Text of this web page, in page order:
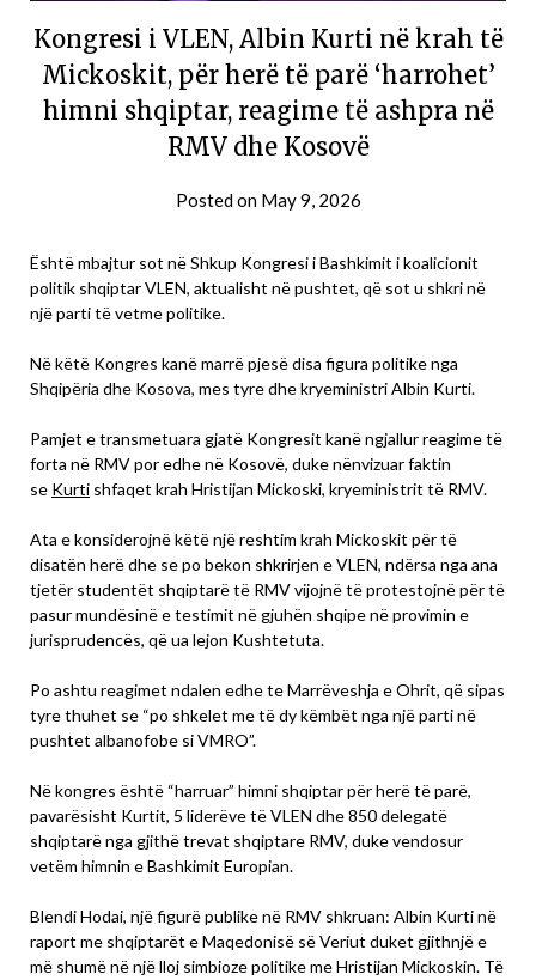
Kongresi i VLEN, Albin Kurti në krah të
Mickoskit, për herë të parë ‘harrohet’
himni shqiptar, reagime të ashpra në
RMV dhe Kosovë
Posted on May 9, 2026
Është mbajtur sot në Shkup Kongresi i Bashkimit i koalicionit
politik shqiptar VLEN, aktualisht në pushtet, që sot u shkri në
një parti të vetme politike.
Në këtë Kongres kanë marrë pjesë disa figura politike nga
Shqipëria dhe Kosova, mes tyre dhe kryeministri Albin Kurti.
Pamjet e transmetuara gjatë Kongresit kanë ngjallur reagime të
forta në RMV por edhe në Kosovë, duke nënvizuar faktin
se Kurti shfaqet krah Hristijan Mickoski, kryeministrit të RMV.
Ata e konsiderojnë këtë një reshtim krah Mickoskit për të
disatën herë dhe se po bekon shkrirjen e VLEN, ndërsa nga ana
tjetër studentët shqiptarë të RMV vijojnë të protestojnë për të
pasur mundësinë e testimit në gjuhën shqipe në provimin e
jurisprudencës, që ua lejon Kushtetuta.
Po ashtu reagimet ndalen edhe te Marrëveshja e Ohrit, që sipas
tyre thuhet se “po shkelet me të dy këmbët nga një parti në
pushtet albanofobe si VMRO”.
Në kongres është “harruar” himni shqiptar për herë të parë,
pavarësisht Kurtit, 5 liderëve të VLEN dhe 850 delegatë
shqiptarë nga gjithë trevat shqiptare RMV, duke vendosur
vetëm himnin e Bashkimit Europian.
Blendi Hodai, një figurë publike në RMV shkruan: Albin Kurti në
raport me shqiptarët e Maqedonisë së Veriut duket gjithnjë e
më shumë në një lloj simbioze politike me Hristijan Mickoskin. Të